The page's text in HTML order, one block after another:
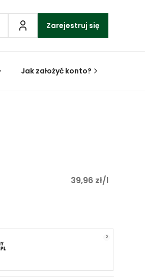
Zarejestruj się
Jak założyć konto?
39,96 zł/l
?